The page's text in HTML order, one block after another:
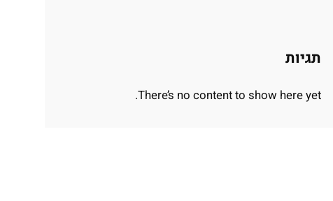
תגיות
There’s no content to show here yet.